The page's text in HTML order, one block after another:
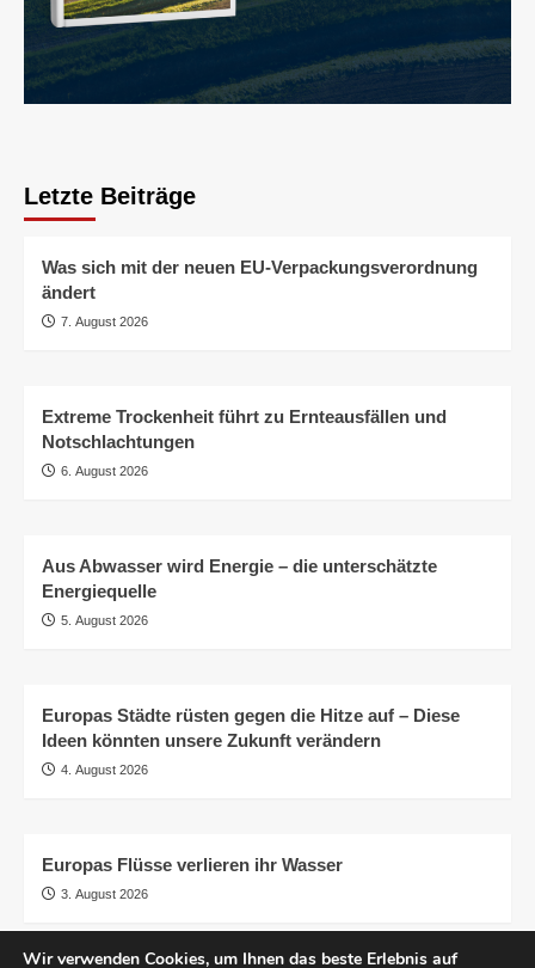
Letzte Beiträge
Was sich mit der neuen EU-Verpackungsverordnung
ändert
7. August 2026
Extreme Trockenheit führt zu Ernteausfällen und
Notschlachtungen
6. August 2026
Aus Abwasser wird Energie – die unterschätzte
Energiequelle
5. August 2026
Europas Städte rüsten gegen die Hitze auf – Diese
Ideen könnten unsere Zukunft verändern
4. August 2026
Europas Flüsse verlieren ihr Wasser
3. August 2026
Wir verwenden Cookies, um Ihnen das beste Erlebnis auf